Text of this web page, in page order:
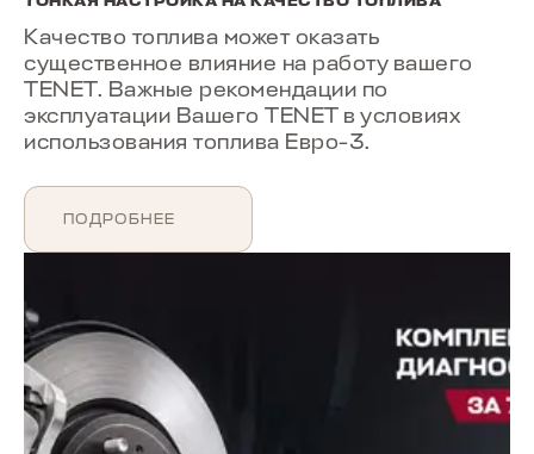
Качество топлива может оказать
существенное влияние на работу вашего
TENET. Важные рекомендации по
эксплуатации Вашего TENET в условиях
использования топлива Евро-3.
ПОДРОБНЕЕ